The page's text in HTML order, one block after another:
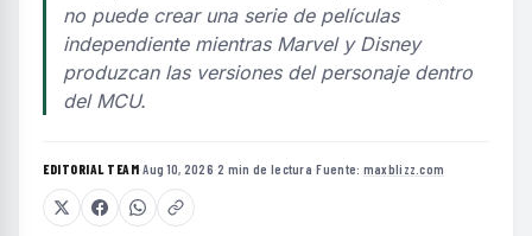
no puede crear una serie de películas
independiente mientras Marvel y Disney
produzcan las versiones del personaje dentro
del MCU.
EDITORIAL TEAM·Aug 10, 2026·2 min de lectura·Fuente: maxblizz.com